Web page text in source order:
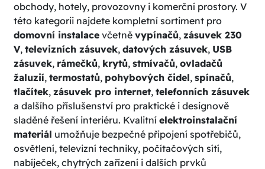
obchody, hotely, provozovny i komerční prostory. V
této kategorii najdete kompletní sortiment pro
domovní instalace včetně vypínačů, zásuvek 230
V, televizních zásuvek, datových zásuvek, USB
zásuvek, rámečků, krytů, stmívačů, ovladačů
žaluzií, termostatů, pohybových čidel, spínačů,
tlačítek, zásuvek pro internet, telefonních zásuvek
a dalšího příslušenství pro praktické i designově
sladěné řešení interiéru. Kvalitní elektroinstalační
materiál umožňuje bezpečné připojení spotřebičů,
osvětlení, televizní techniky, počítačových sítí,
nabíječek, chytrých zařízení i dalších prvků